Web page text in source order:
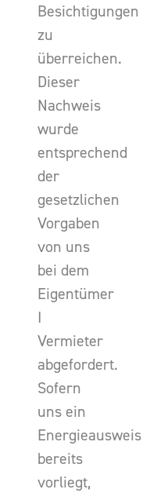
Besichtigungen
zu
überreichen.
Dieser
Nachweis
wurde
entsprechend
der
gesetzlichen
Vorgaben
von uns
bei dem
Eigentümer
I
Vermieter
abgefordert.
Sofern
uns ein
Energieausweis
bereits
vorliegt,